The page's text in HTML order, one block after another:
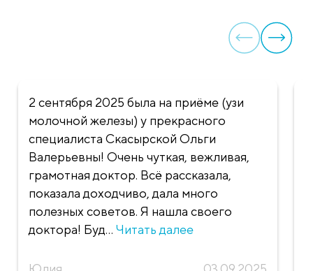
2 сентября 2025 была на приёме (узи
молочной железы) у прекрасного
специалиста Скасырской Ольги
Валерьевны! Очень чуткая, вежливая,
грамотная доктор. Всё рассказала,
показала доходчиво, дала много
полезных советов. Я нашла своего
доктора! Буд... Читать далее